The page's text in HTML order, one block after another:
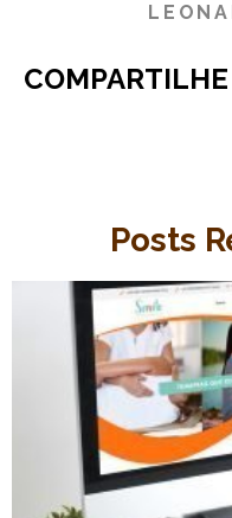
COMPARTILHE
Posts